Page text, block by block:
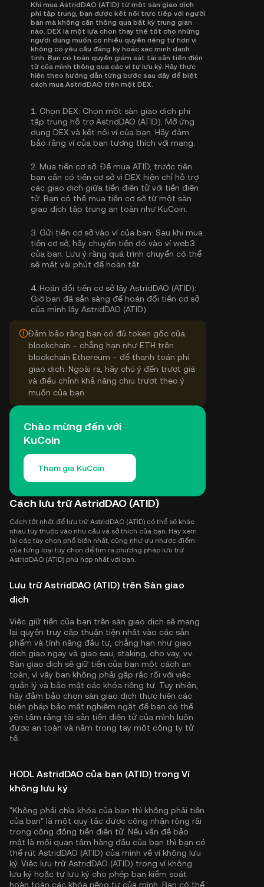
Khi mua AstridDAO (ATID) từ một sàn giao dịch
phi tập trung, bạn được kết nối trực tiếp với người
bán mà không cần thông qua bất kỳ trung gian
nào. DEX là một lựa chọn thay thế tốt cho những
người dùng muốn có nhiều quyền riêng tư hơn vì
không có yêu cầu đăng ký hoặc xác minh danh
tính. Bạn có toàn quyền giám sát tài sản tiền điện
tử của mình thông qua các ví tự lưu ký. Hãy thực
hiện theo hướng dẫn từng bước sau đây để biết
cách mua AstridDAO trên một DEX.
1. Chọn DEX: Chọn một sàn giao dịch phi
tập trung hỗ trợ AstridDAO (ATID). Mở ứng
dụng DEX và kết nối ví của bạn. Hãy đảm
bảo rằng ví của bạn tương thích với mạng.
2. Mua tiền cơ sở: Để mua ATID, trước tiên
bạn cần có tiền cơ sở vì DEX hiện chỉ hỗ trợ
các giao dịch giữa tiền điện tử với tiền điện
tử. Bạn có thể mua tiền cơ sở từ một sàn
giao dịch tập trung an toàn như KuCoin.
3. Gửi tiền cơ sở vào ví của bạn: Sau khi mua
tiền cơ sở, hãy chuyển tiền đó vào ví web3
của bạn. Lưu ý rằng quá trình chuyển có thể
sẽ mất vài phút để hoàn tất.
4. Hoán đổi tiền cơ sở lấy AstridDAO (ATID):
Giờ bạn đã sẵn sàng để hoán đổi tiền cơ sở
của mình lấy AstridDAO (ATID).
Đảm bảo rằng bạn có đủ token gốc của
blockchain – chẳng hạn như ETH trên
blockchain Ethereum – để thanh toán phí
giao dịch. Ngoài ra, hãy chú ý đến trượt giá
và điều chỉnh khả năng chịu trượt theo ý
muốn của bạn.
Chào mừng đến với
KuCoin
Tham gia KuCoin
Cách lưu trữ AstridDAO (ATID)
Cách tốt nhất để lưu trữ AstridDAO (ATID) có thể sẽ khác
nhau tùy thuộc vào nhu cầu và sở thích của bạn. Hãy xem
lại các tùy chọn phổ biến nhất, cũng như ưu nhược điểm
của từng loại tùy chọn để tìm ra phương pháp lưu trữ
AstridDAO (ATID) phù hợp nhất với bạn.
Lưu trữ AstridDAO (ATID) trên Sàn giao
dịch
Việc giữ tiền của bạn trên sàn giao dịch sẽ mang
lại quyền truy cập thuận tiện nhất vào các sản
phẩm và tính năng đầu tư, chẳng hạn như giao
dịch giao ngay và giao sau, staking, cho vay, v.v.
Sàn giao dịch sẽ giữ tiền của bạn một cách an
toàn, vì vậy bạn không phải gặp rắc rối với việc
quản lý và bảo mật các khóa riêng tư. Tuy nhiên,
hãy đảm bảo chọn sàn giao dịch thực hiện các
biện pháp bảo mật nghiêm ngặt để bạn có thể
yên tâm rằng tài sản tiền điện tử của mình luôn
được an toàn và nằm trong tay một công ty tử
tế.
HODL AstridDAO của bạn (ATID) trong Ví
không lưu ký
"Không phải chìa khóa của bạn thì không phải tiền
của bạn" là một quy tắc được công nhận rộng rãi
trong cộng đồng tiền điện tử. Nếu vấn đề bảo
mật là mối quan tâm hàng đầu của bạn thì bạn có
thể rút AstridDAO (ATID) của mình về ví không lưu
ký. Việc lưu trữ AstridDAO (ATID) trong ví không
lưu ký hoặc tự lưu ký cho phép bạn kiểm soát
hoàn toàn các khóa riêng tư của mình. Bạn có thể